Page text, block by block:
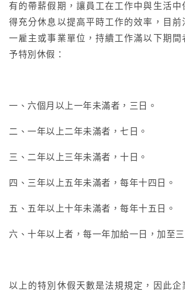
有的帶薪假期，讓員工在工作中與生活中
得充分休息以提高平時工作的效率，目前
一雇主或事業單位，持續工作滿以下期間
予特別休假：
一、六個月以上一年未滿者，三日。
二、一年以上二年未滿者，七日。
三、二年以上三年未滿者，十日。
四、三年以上五年未滿者，每年十四日。
五、五年以上十年未滿者，每年十五日。
六、十年以上者，每一年加給一日，加至三
以上的特別休假天數是法規規定，因此企